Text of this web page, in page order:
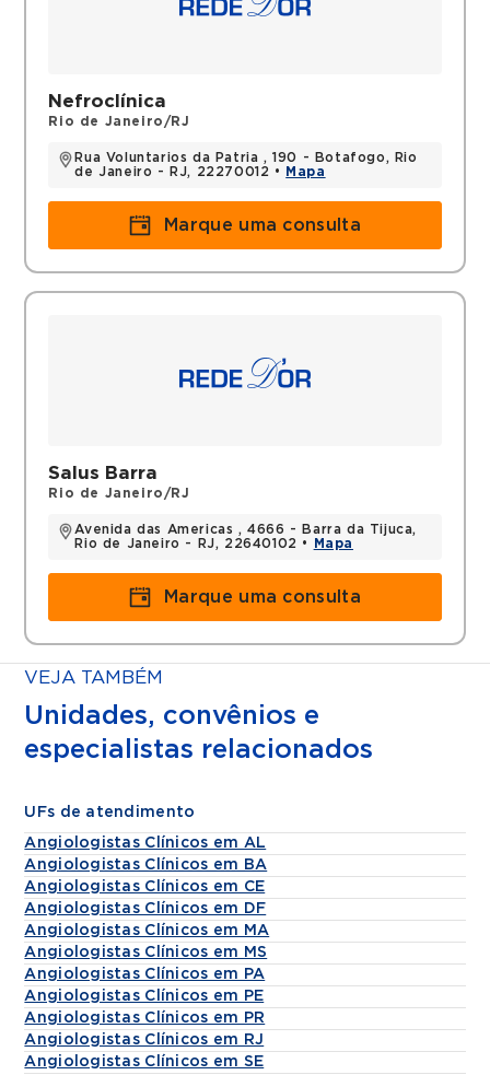
Nefroclínica
Rio de Janeiro/RJ
Rua Voluntarios da Patria , 190 - Botafogo, Rio
de Janeiro - RJ, 22270012 •
Mapa
Marque uma consulta
Salus Barra
Rio de Janeiro/RJ
Avenida das Americas , 4666 - Barra da Tijuca,
Rio de Janeiro - RJ, 22640102 •
Mapa
Marque uma consulta
VEJA TAMBÉM
Unidades, convênios e
especialistas relacionados
UFs de atendimento
Angiologistas Clínicos em AL
Angiologistas Clínicos em BA
Angiologistas Clínicos em CE
Angiologistas Clínicos em DF
Angiologistas Clínicos em MA
Angiologistas Clínicos em MS
Angiologistas Clínicos em PA
Angiologistas Clínicos em PE
Angiologistas Clínicos em PR
Angiologistas Clínicos em RJ
Angiologistas Clínicos em SE